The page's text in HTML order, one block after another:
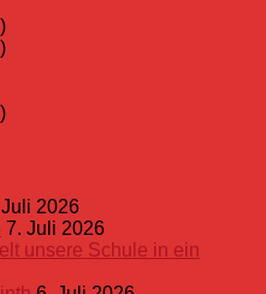
2026
7. Juli 2026
unsere Schule in ein